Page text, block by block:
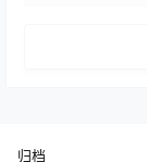
归档